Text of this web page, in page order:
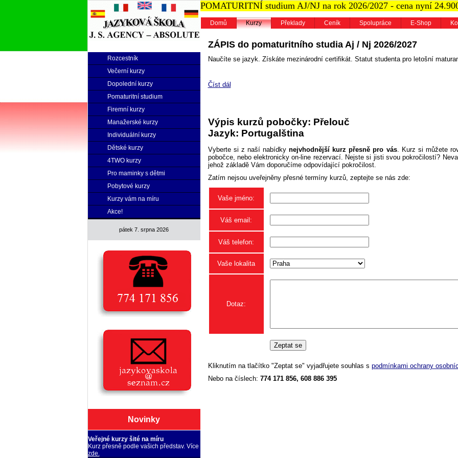
Rozcestník
Večerní kurzy
Dopolední kurzy
Pomaturitní studium
Firemní kurzy
Manažerské kurzy
Individuální kurzy
Dětské kurzy
4TWO kurzy
Pro maminky s dětmi
Pobytové kurzy
Kurzy vám na míru
Akce!
pátek 7. srpna 2026
Novinky
Veřejné kurzy šité na míru
Kurz přesně podle vašich představ. Více
zde.
POMATURITNÍ studium AJ/NJ na rok 2026/2027 - cena nyní
Domů Kurzy Překlady Ceník Spolupráce E-Shop
ZÁPIS do pomaturitního studia Aj / Nj 2026/2027
Naučíte se jazyk. Získáte mezinárodní certifikát. Statut studenta pro letošní
Číst dál
Výpis kurzů pobočky: Přelouč
Jazyk: Portugalština
Vyberte si z naší nabídkynejvhodnější kurz přesně pro vás. Kurz si můžete
pobočce, nebo elektronicky on-line rezervací. Nejste si jisti svou pokročilostí?
jehož základě Vám doporučíme odpovídající pokročilost.
Zatím nejsou uveřejněny přesné termíny kurzů, zeptejte se nás zde:
Vaše jméno:
Váš email:
Váš telefon:
Vaše lokalita
Dotaz:
Kliknutím na tlačítko "Zeptat se" vyjadřujete souhlas s podmínkami ochrany
Nebo na číslech: 774 171 856, 608 886 395